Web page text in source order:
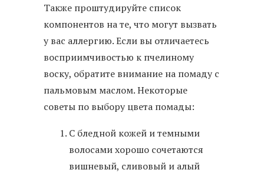
Также проштудируйте список
компонентов на те, что могут вызвать
у вас аллергию. Если вы отличаетесь
восприимчивостью к пчелиному
воску, обратите внимание на помаду с
пальмовым маслом. Некоторые
советы по выбору цвета помады:
С бледной кожей и темными
волосами хорошо сочетаются
вишневый, сливовый и алый